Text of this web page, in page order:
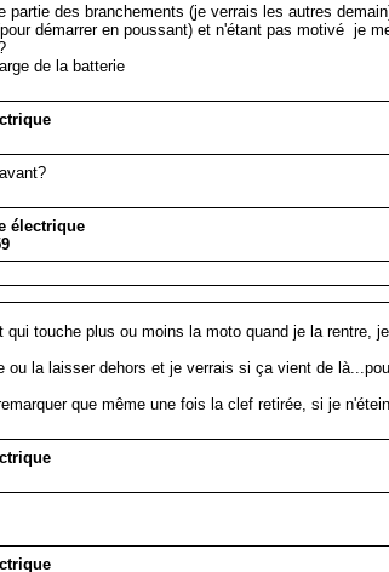
partie des branchements (je verrais les autres
démarrer en poussant) et n'étant pas motivé je
de la batterie
électrique
touche plus ou moins la moto quand je la
la laisser dehors et je verrais si ça vient de
que même une fois la clef retirée, si je